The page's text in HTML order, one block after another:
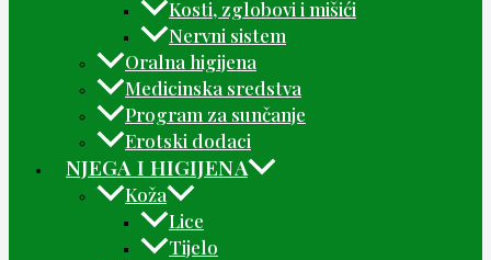
Kosti, zglobovi i mišići
Nervni sistem
Oralna higijena
Medicinska sredstva
Program za sunčanje
Erotski dodaci
NJEGA I HIGIJENA
Koža
Lice
Tijelo